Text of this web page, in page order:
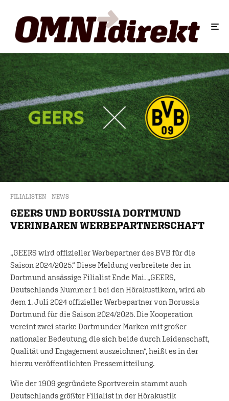
FILIALISTEN NEWS
GEERS UND BORUSSIA DORTMUND
VERINBAREN WERBEPARTNERSCHAFT
„GEERS wird offizieller Werbepartner des BVB für die
Saison 2024/2025.“ Diese Meldung verbreitete der in
Dortmund ansässige Filialist Ende Mai. „GEERS,
Deutschlands Nummer 1 bei den Hörakustikern, wird ab
dem 1. Juli 2024 offizieller Werbepartner von Borussia
Dortmund für die Saison 2024/2025. Die Kooperation
vereint zwei starke Dortmunder Marken mit großer
nationaler Bedeutung, die sich beide durch Leidenschaft,
Qualität und Engagement auszeichnen“, heißt es in der
hierzu veröffentlichten Pressemitteilung.
Wie der 1909 gegründete Sportverein stammt auch
Deutschlands größter Filialist in der Hörakustik